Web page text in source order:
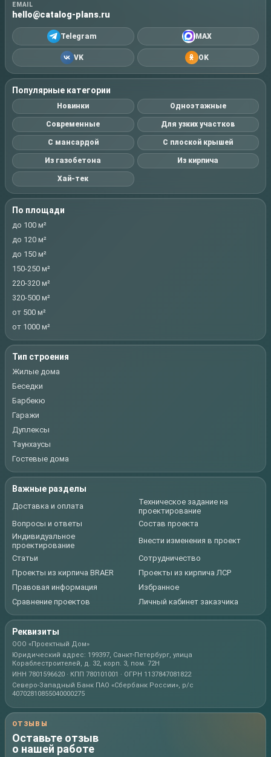
EMAIL
hello@catalog-plans.ru
Telegram MAX
VK OK
Популярные категории
Новинки Одноэтажные
Современные Для узких участков
С мансардой С плоской крышей
Из газобетона Из кирпича
Хай-тек
По площади
до 100 м²
до 120 м²
до 150 м²
150-250 м²
220-320 м²
320-500 м²
от 500 м²
от 1000 м²
Тип строения
Жилые дома
Беседки
Барбекю
Гаражи
Дуплексы
Таунхаусы
Гостевые дома
Важные разделы
Доставка и оплата
Техническое задание на
проектирование
Вопросы и ответы
Состав проекта
Индивидуальное
проектирование
Внести изменения в проект
Статьи
Сотрудничество
Проекты из кирпича BRAER
Проекты из кирпича ЛСР
Правовая информация
Избранное
Сравнение проектов
Личный кабинет заказчика
Реквизиты
ООО «Проектный Дом»
Юридический адрес: 199397, Санкт-Петербург, улица
Кораблестроителей, д. 32, корп. 3, пом. 72Н
ИНН 7801596620 · КПП 780101001 · ОГРН 1137847081822
Северо-Западный Банк ПАО «Сбербанк России», р/с
40702810855040000275
ОТЗЫВЫ
Оставьте отзыв
о нашей работе